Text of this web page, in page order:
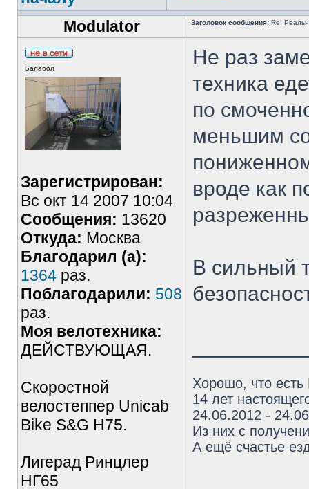
Modulator
Заголовок сообщения: Re:
Балабол
Зарегистрирован:
Вс окт 14 2007 10:04
Сообщения: 13620
Откуда: Москва
Благодарил (а):
1364 раз.
Поблагодарили: 508
раз.
Моя велотехника:
ДЕЙСТВУЮЩАЯ.
Скоростной
велостеппер Unicab
Bike S&G Н75.
Лигерад Ринцлер
НГ65
Не раз
техника
по
меньшим
вроде как
В сильный
Хорошо, что
14 лет
24.06.2012 -
Из них с
А ещё счастье